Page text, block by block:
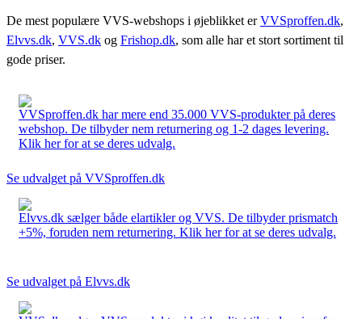
De mest populære VVS-webshops i øjeblikket erVVSproffen.dk,
Elvvs.dk, VVS.dk og Frishop.dk, som alle har et stort sortiment til
gode priser.
VVSproffen.dk har mere end 35.000 VVS-produkter på deres
webshop. De tilbyder nem returnering og 1-2 dages levering.
Klik her for at se deres udvalg.
Se udvalget på VVSproffen.dk
Elvvs.dk sælger både elartikler og VVS. De tilbyder prismatch
+5%, foruden nem returnering. Klik her for at se deres udvalg.
Se udvalget på Elvvs.dk